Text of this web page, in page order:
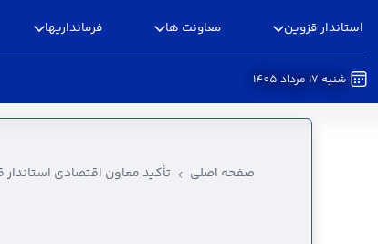
استاندار قزوین معاونت ها فرمانداریها
شنبه 17 مرداد 1405
تأکید معاون اقتصادی استاندار قزوین بر
صفحه اصلی تأکید معاون اقتصادی